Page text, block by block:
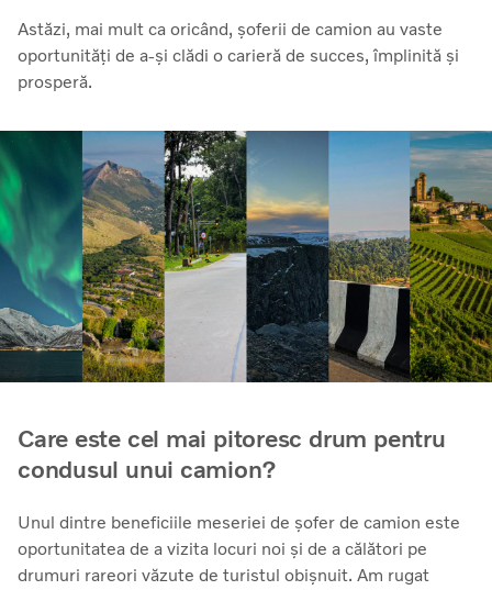
Astăzi, mai mult ca oricând, șoferii de camion au vaste
oportunități de a-și clădi o carieră de succes, împlinită și
prosperă.
Care este cel mai pitoresc drum pentru
condusul unui camion?
Unul dintre beneficiile meseriei de șofer de camion este
oportunitatea de a vizita locuri noi și de a călători pe
drumuri rareori văzute de turistul obișnuit. Am rugat